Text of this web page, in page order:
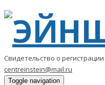
Свидетельство о
centreinstein@mail.ru
Toggle navigation